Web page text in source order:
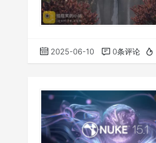
2025-06-10 0条评论